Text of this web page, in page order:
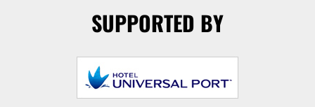
SUPPORTED BY